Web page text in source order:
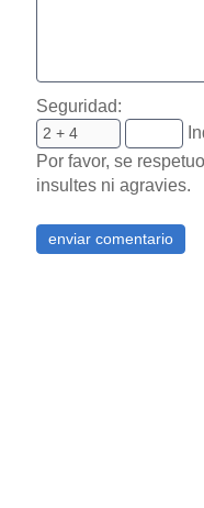
Seguridad:
Por favor, se
insultes ni agravies.